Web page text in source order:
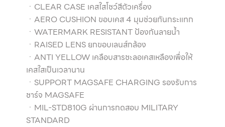
ㆍCLEAR CASE เคสใสโชว์สีตัวเครื่อง
ㆍAERO CUSHION ขอบเคส 4 มุมช่วยกันกระแทก
ㆍWATERMARK RESISTANT ป้องกันลายน้ำ
ㆍRAISED LENS ยกขอบเลนส์กล้อง
ㆍANTI YELLOW เคลือบสารชะลอเคสเหลืองเพื่อให้
เคสใสเป็นเวลานาน
ㆍSUPPORT MAGSAFE CHARGING รองรับการ
ชาร์จ MAGSAFE
ㆍMIL-STD810G ผ่านการกดสอบ MILITARY
STANDARD